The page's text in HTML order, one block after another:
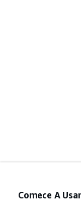
Comece A Usar